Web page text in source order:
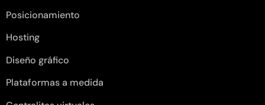
Posicionamiento
Hosting
Diseño gráfico
Plataformas a medida